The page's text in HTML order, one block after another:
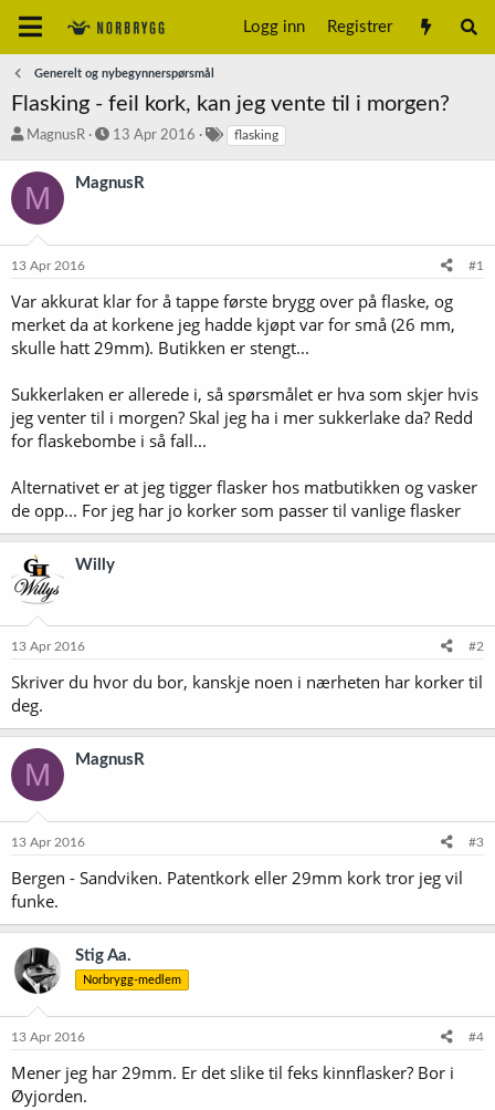
Logg inn Registrer
Generelt og nybegynnerspørsmål
Flasking - feil kork, kan jeg vente til i morgen?
T
å
d
s
r
e
r
MagnusR
S
r
o
13 Apr 2016 flasking
M MagnusR
13 Apr 2016 #1
Var akkurat klar for å tappe første brygg over på flaske, og
merket da at korkene jeg hadde kjøpt var for små (26 mm,
skulle hatt 29mm). Butikken er stengt...
Sukkerlaken er allerede i, så spørsmålet er hva som skjer hvis
jeg venter til i morgen? Skal jeg ha i mer sukkerlake da? Redd
for flaskebombe i så fall...
Alternativet er at jeg tigger flasker hos matbutikken og vasker
de opp... For jeg har jo korker som passer til vanlige flasker
Willy
13 Apr 2016 #2
Skriver du hvor du bor, kanskje noen i nærheten har korker til
deg.
M MagnusR
13 Apr 2016 #3
Bergen - Sandviken. Patentkork eller 29mm kork tror jeg vil
funke.
Stig Aa.
Norbrygg-medlem
13 Apr 2016 #4
Mener jeg har 29mm. Er det slike til feks kinnflasker? Bor i
Øyjorden.